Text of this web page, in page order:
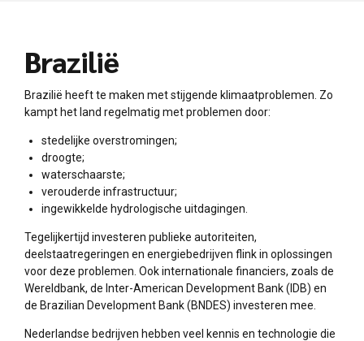
Brazilië
Brazilië heeft te maken met stijgende klimaatproblemen. Zo
kampt het land regelmatig met problemen door:
stedelijke overstromingen;
droogte;
waterschaarste;
verouderde infrastructuur;
ingewikkelde hydrologische uitdagingen.
Tegelijkertijd investeren publieke autoriteiten,
deelstaatregeringen en energiebedrijven flink in oplossingen
voor deze problemen. Ook internationale financiers, zoals de
Wereldbank, de Inter-American Development Bank (IDB) en
de Brazilian Development Bank (BNDES) investeren mee.
Nederlandse bedrijven hebben veel kennis en technologie die